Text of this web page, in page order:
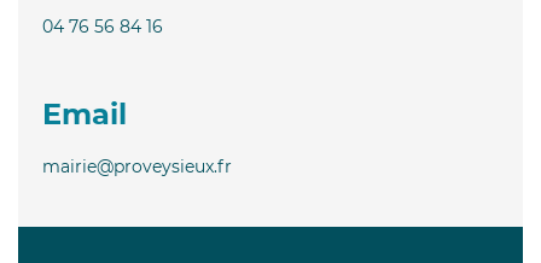
04 76 56 84 16
Email
mairie@proveysieux.fr